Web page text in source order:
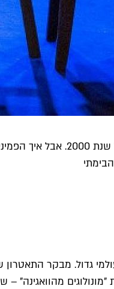
המחזה שטלטל את ארצות
לאוויר העולם ב-1996, היה